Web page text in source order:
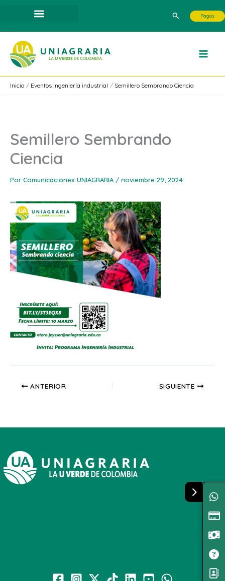
contenido
Buscar Pagos
Inicio Eventos ingeniería industrial Semillero Sembrando Ciencia
Semillero Sembrando
Ciencia
Por Comunicaciones UNIAGRARIA / noviembre 29, 2024
ANTERIOR SIGUIENTE